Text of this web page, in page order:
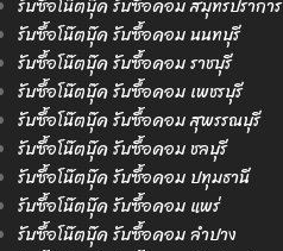
รับซื้อโน๊ตบุ๊ค รับซื้อคอม สมุทรปราการ
รับซื้อโน๊ตบุ๊ค รับซื้อคอม นนทบุรี
รับซื้อโน๊ตบุ๊ค รับซื้อคอม ราชบุรี
รับซื้อโน๊ตบุ๊ค รับซื้อคอม เพชรบุรี
รับซื้อโน๊ตบุ๊ค รับซื้อคอม สุพรรณบุรี
รับซื้อโน๊ตบุ๊ค รับซื้อคอม ชลบุรี
รับซื้อโน๊ตบุ๊ค รับซื้อคอม ปทุมธานี
รับซื้อโน๊ตบุ๊ค รับซื้อคอม แพร่
รับซื้อโน๊ตบุ๊ค รับซื้อคอม ลำปาง